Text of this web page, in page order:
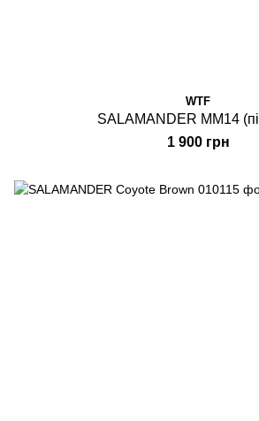
WTF
SALAMANDER MM14
1 900 грн